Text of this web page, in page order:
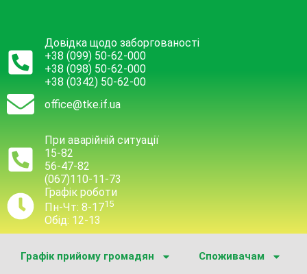
Довідка щодо заборгованості
+38 (099) 50-62-000
+38 (098) 50-62-000
+38 (0342) 50-62-00
office@tke.if.ua
При аварійній ситуації
15-82
56-47-82
(067)110-11-73
Графік роботи
Пн-Чт: 8-1715
Обід: 12-13
Графік прийому громадян Споживачам